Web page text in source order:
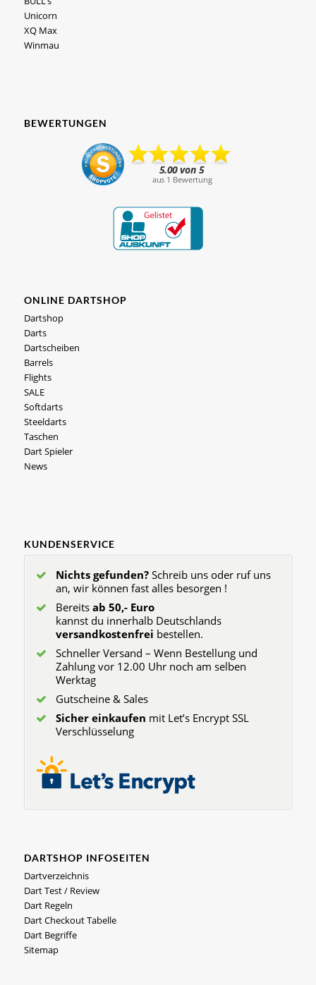
Unicorn
XQ Max
Winmau
BEWERTUNGEN
ONLINE DARTSHOP
Dartshop
Darts
Dartscheiben
Barrels
Flights
SALE
Softdarts
Steeldarts
Taschen
Dart Spieler
News
KUNDENSERVICE
Nichts gefunden?Schreib uns oder ruf uns
an, wir können fast alles besorgen !
Bereits ab 50,- Euro
kannst du innerhalb Deutschlands
versandkostenfrei bestellen.
Schneller Versand – Wenn Bestellung und
Zahlung vor 12.00 Uhr noch am selben
Werktag
Gutscheine & Sales
Sicher einkaufen mit Let’s Encrypt SSL
Verschlüsselung
DARTSHOP INFOSEITEN
Dartverzeichnis
Dart Test / Review
Dart Regeln
Dart Checkout Tabelle
Dart Begriffe
Sitemap